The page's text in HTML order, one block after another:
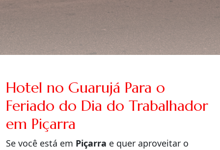
Hotel no Guarujá Para o
Feriado do Dia do Trabalhador
em Piçarra
Se você está em Piçarra e quer aproveitar o